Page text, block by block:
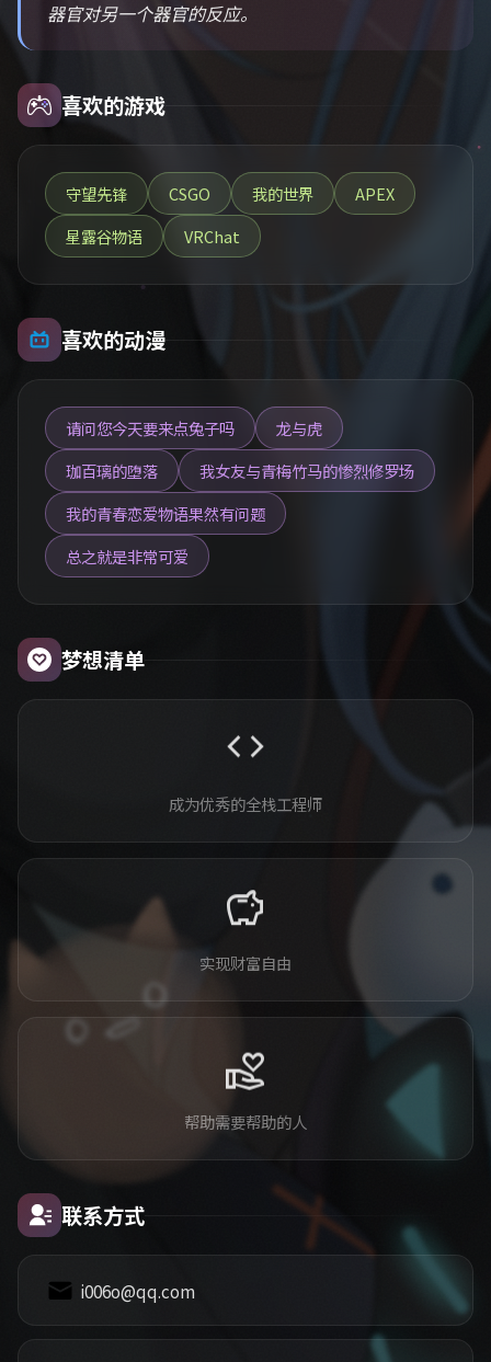
器官对另一个器官的反应。
喜欢的游戏
守望先锋 CSGO 我的世界
APEX
星露谷物语
VRChat
喜欢的动漫
请问您今天要来点兔子吗
龙与虎
珈百璃的堕落
我女友与青梅竹马的惨烈修罗场
我的青春恋爱物语果然有问题
总之就是非常可爱
梦想清单
code
成为优秀的全栈工程师
savings
实现财富自由
volunteer_activism
帮助需要帮助的人
联系方式
i006o@qq.com